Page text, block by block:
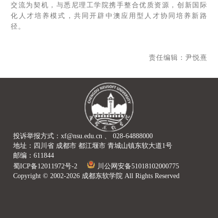
交流为契机，与悉尼理工学院携手整合优质资源，创新国际
化人才培养模式，共同开辟中澳应用型人才协同培养新路
径。
责任编辑：尹悦熹
投诉举报方式：xf@nsu.edu.cn 、 028-64888000
地址：四川省 成都市 都江堰市 青城山镇东软大道1号
邮编：611844
蜀ICP备12011972号-2
川公网安备51018102000775
Copyright © 2002-2026 成都东软学院 All Rights Reserved